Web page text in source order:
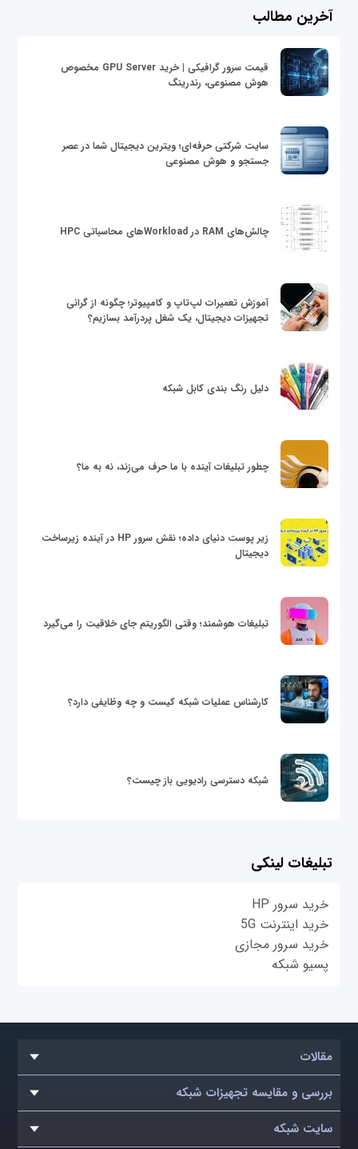
آخرین مطالب
قیمت سرور گرافیکی | خرید GPU Server مخصوص
هوش مصنوعی، رندرینگ
سایت شرکتی حرفه‌ای؛ ویترین دیجیتال شما در عصر
جستجو و هوش مصنوعی
چالش‌های RAM در Workloadهای محاسباتی HPC
آموزش تعمیرات لپ‌تاپ و کامپیوتر؛ چگونه از گرانی
تجهیزات دیجیتال، یک شغل پردرآمد بسازیم؟
دلیل رنگ بندی کابل شبکه
چطور تبلیغات آینده با ما حرف می‌زند، نه به ما؟
زیر پوست دنیای داده؛ نقش سرور HP در آینده زیرساخت
دیجیتال
تبلیغات هوشمند؛ وقتی الگوریتم جای خلاقیت را می‌گیرد
کارشناس عملیات شبکه کیست و چه وظایفی دارد؟
شبکه دسترسی رادیویی باز چیست؟
تبلیغات لینکی
خرید سرور HP
خرید اینترنت 5G
خرید سرور مجازی
پسیو شبکه
مقالات
بررسی و مقایسه تجهیزات شبکه
سایت شبکه